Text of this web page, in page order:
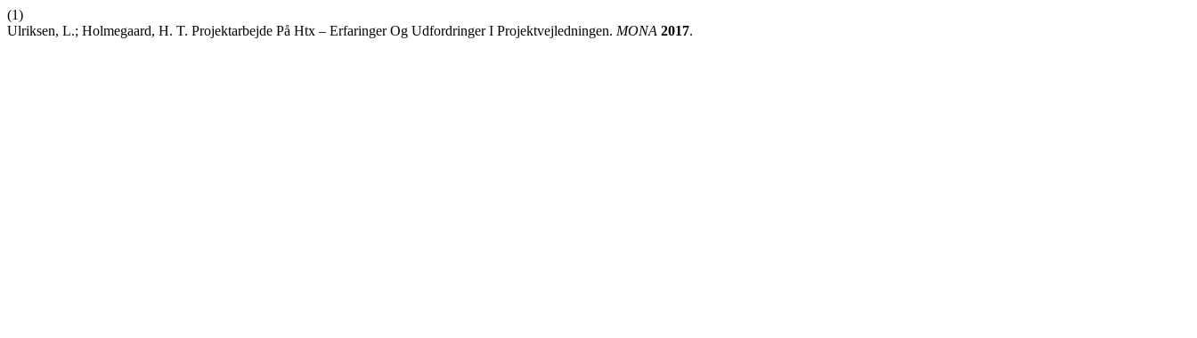
(1)
Ulriksen, L.; Holmegaard, H. T. Projektarbejde På Htx – Erfaringer Og Udfordringer I Projektvejledningen. MONA 2017.